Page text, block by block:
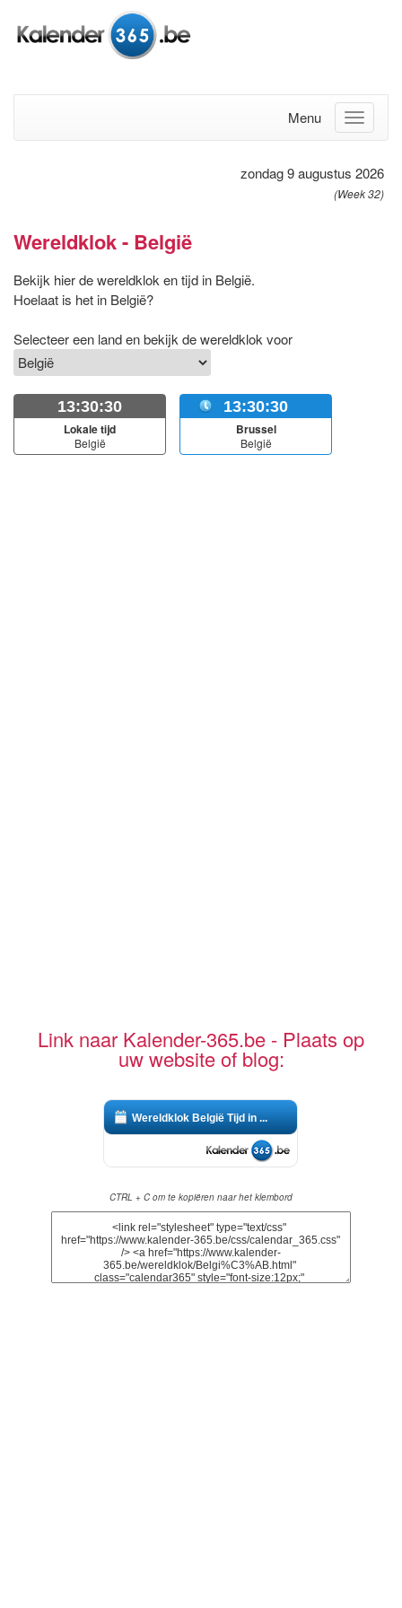
Menu
zondag 9 augustus 2026
(Week 32)
Wereldklok - België
Bekijk hier de wereldklok en tijd in België.
Hoelaat is het in België?
Selecteer een land en bekijk de wereldklok voor
13:30:30
Lokale tijd
België
13:30:30
Brussel
België
Link naar Kalender-365.be - Plaats op
uw website of blog:
Wereldklok België Tijd in ...
CTRL + C om te kopiëren naar het klembord